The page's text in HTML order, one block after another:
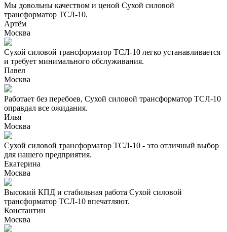
Мы довольны качеством и ценой Сухой силовой
трансформатор ТСЛ-10.
Артём
Москва
Сухой силовой трансформатор ТСЛ-10 легко устанавливается
и требует минимального обслуживания.
Павел
Москва
Работает без перебоев, Сухой силовой трансформатор ТСЛ-10
оправдал все ожидания.
Илья
Москва
Сухой силовой трансформатор ТСЛ-10 - это отличный выбор
для нашего предприятия.
Екатерина
Москва
Высокий КПД и стабильная работа Сухой силовой
трансформатор ТСЛ-10 впечатляют.
Константин
Москва